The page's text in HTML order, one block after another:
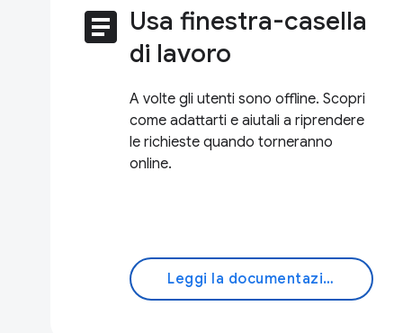
article Usa finestra-casella
di lavoro
A volte gli utenti sono offline. Scopri
come adattarti e aiutali a riprendere
le richieste quando torneranno
online.
Leggi la documentazione